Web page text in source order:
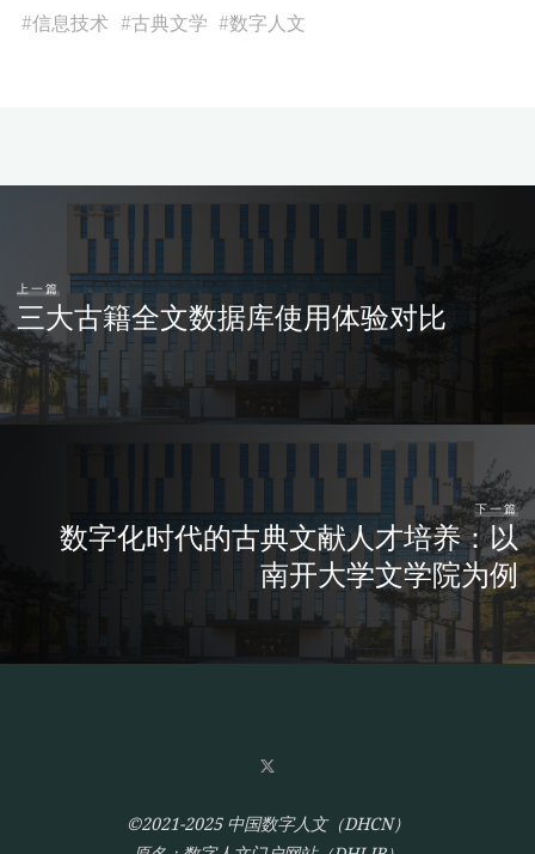
#信息技术 #古典文学 #数字人文
上一篇
三大古籍全文数据库使用体验对比
下一篇
数字化时代的古典文献人才培养：以
南开大学文学院为例
©2021-2025 中国数字人文（DHCN）